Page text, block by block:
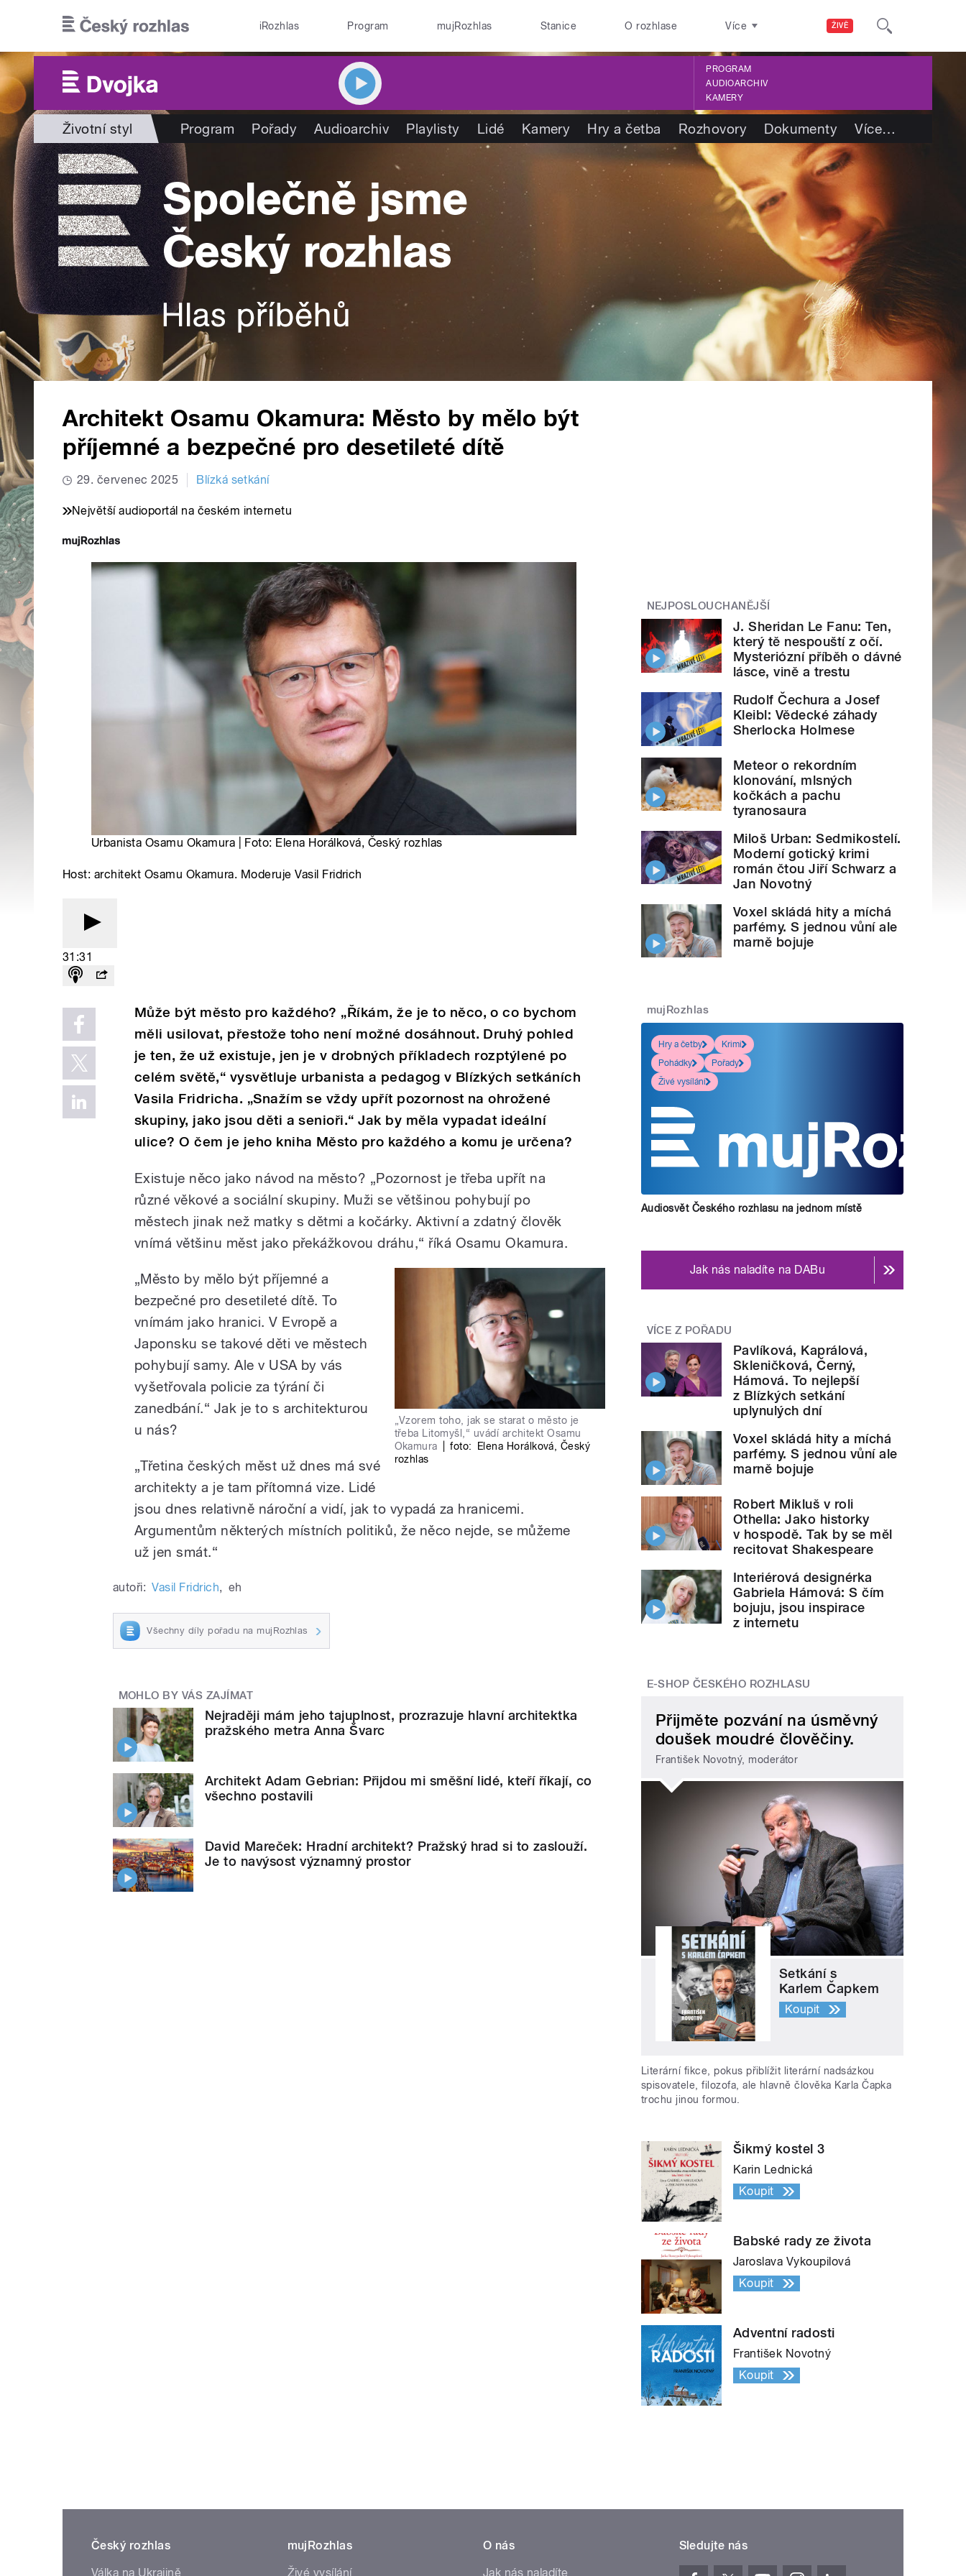
ŽIVĚ
iRozhlas Program mujRozhlas Stanice O rozhlase Více
PROGRAM
AUDIOARCHIV
KAMERY
Životní styl Program Pořady Audioarchiv Playlisty Lidé Kamery Hry a četba Rozhovory Dokumenty Více…
Architekt Osamu Okamura: Město by mělo být
příjemné a bezpečné pro desetileté dítě
29. červenec 2025 Blízká setkání
Největší audioportál na českém internetu
Urbanista Osamu Okamura | Foto: Elena Horálková, Český rozhlas
Host: architekt Osamu Okamura. Moderuje Vasil Fridrich
31:31
Může být město pro každého? „Říkám, že je to něco, o co bychom
měli usilovat, přestože toho není možné dosáhnout. Druhý pohled
je ten, že už existuje, jen je v drobných příkladech rozptýlené po
celém světě,“ vysvětluje urbanista a pedagog v Blízkých setkáních
Vasila Fridricha. „Snažím se vždy upřít pozornost na ohrožené
skupiny, jako jsou děti a senioři.“ Jak by měla vypadat ideální
ulice? O čem je jeho kniha Město pro každého a komu je určena?
Existuje něco jako návod na město? „Pozornost je třeba upřít na
různé věkové a sociální skupiny. Muži se většinou pohybují po
městech jinak než matky s dětmi a kočárky. Aktivní a zdatný člověk
vnímá většinu měst jako překážkovou dráhu,“ říká Osamu Okamura.
„Vzorem toho, jak se starat o město je
třeba Litomyšl,“ uvádí architekt Osamu
Okamura
foto: Elena Horálková, Český
rozhlas
„Město by mělo být příjemné a
bezpečné pro desetileté dítě. To
vnímám jako hranici. V Evropě a
Japonsku se takové děti ve městech
pohybují samy. Ale v USA by vás
vyšetřovala policie za týrání či
zanedbání.“ Jak je to s architekturou
u nás?
„Třetina českých měst už dnes má své
architekty a je tam přítomná vize. Lidé
jsou dnes relativně nároční a vidí, jak to vypadá za hranicemi.
Argumentům některých místních politiků, že něco nejde, se můžeme
už jen smát.“
autoři: Vasil Fridrich, eh
Všechny díly pořadu na mujRozhlas
MOHLO BY VÁS ZAJÍMAT
Nejraději mám jeho tajuplnost, prozrazuje hlavní architektka
pražského metra Anna Švarc
Architekt Adam Gebrian: Přijdou mi směšní lidé, kteří říkají, co
všechno postavili
David Mareček: Hradní architekt? Pražský hrad si to zaslouží.
Je to navýsost významný prostor
NEJPOSLOUCHANĚJŠÍ
J. Sheridan Le Fanu: Ten,
který tě nespouští z očí.
Mysteriózní příběh o dávné
lásce, vině a trestu
Rudolf Čechura a Josef
Kleibl: Vědecké záhady
Sherlocka Holmese
Meteor o rekordním
klonování, mlsných
kočkách a pachu
tyranosaura
Miloš Urban: Sedmikostelí.
Moderní gotický krimi
román čtou Jiří Schwarz a
Jan Novotný
Voxel skládá hity a míchá
parfémy. S jednou vůní ale
marně bojuje
mujRozhlas
Hry a četby
Krimi
Pohádky
Pořady
Živé vysílání
Audiosvět Českého rozhlasu na jednom místě
Jak nás naladíte na DABu
VÍCE Z POŘADU
Pavlíková, Kaprálová,
Skleničková, Černý,
Hámová. To nejlepší
z Blízkých setkání
uplynulých dní
Voxel skládá hity a míchá
parfémy. S jednou vůní ale
marně bojuje
Robert Mikluš v roli
Othella: Jako historky
v hospodě. Tak by se měl
recitovat Shakespeare
Interiérová designérka
Gabriela Hámová: S čím
bojuju, jsou inspirace
z internetu
E-SHOP ČESKÉHO ROZHLASU
Přijměte pozvání na úsměvný
doušek moudré člověčiny.
František Novotný, moderátor
Setkání s
Karlem Čapkem
Koupit
Literární fikce, pokus přiblížit literární nadsázkou
spisovatele, filozofa, ale hlavně člověka Karla Čapka
trochu jinou formou.
Šikmý kostel 3
Karin Lednická
Koupit
Babské rady ze života
Jaroslava Vykoupilová
Koupit
Adventní radosti
František Novotný
Koupit
Český rozhlas
Válka na Ukrajině
mujRozhlas
Živé vysílání
O nás
Jak nás naladíte
Sledujte nás